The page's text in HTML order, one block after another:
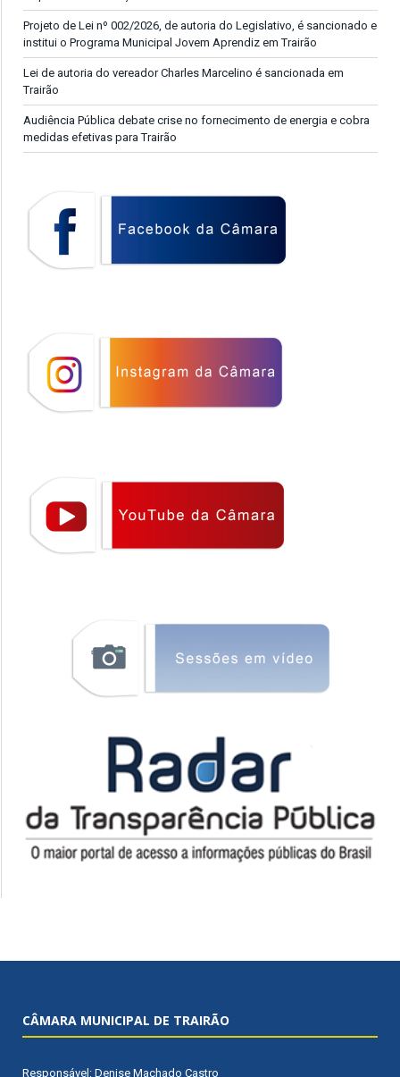
Projeto de Lei nº 002/2026, de autoria do Legislativo, é sancionado e
institui o Programa Municipal Jovem Aprendiz em Trairão
Lei de autoria do vereador Charles Marcelino é sancionada em
Trairão
Audiência Pública debate crise no fornecimento de energia e cobra
medidas efetivas para Trairão
CÂMARA MUNICIPAL DE TRAIRÃO
Responsável: Denise Machado Castro